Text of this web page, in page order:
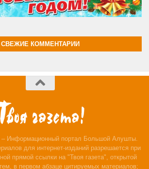
СВЕЖИЕ КОММЕНТАРИИ
– Информационный портал Большой Алушты.
для интернет-изданий разрешается при
прямой ссылки на "Твоя газета", открытой
в первом абзаце цитируемых материалов;